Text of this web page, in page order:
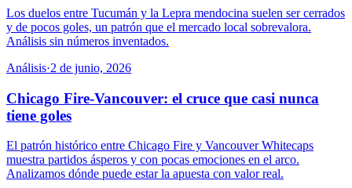
Los duelos entre Tucumán y la Lepra mendocina suelen ser cerrados
y de pocos goles, un patrón que el mercado local sobrevalora.
Análisis sin números inventados.
Análisis·2 de junio, 2026
Chicago Fire-Vancouver: el cruce que casi nunca
tiene goles
El patrón histórico entre Chicago Fire y Vancouver Whitecaps
muestra partidos ásperos y con pocas emociones en el arco.
Analizamos dónde puede estar la apuesta con valor real.